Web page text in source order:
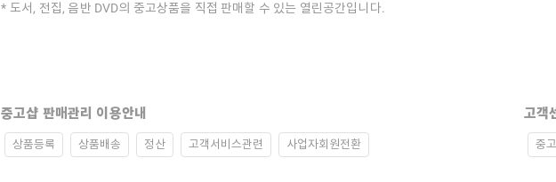
도서, 전집, 음반 DVD의 중고상품을 직접 판매할 수 있는 열린공간입니다.
중고샵 판매관리 이용안내
상품등록 상품배송 정산 고객서비스관련 사업자회원전환
고객
중